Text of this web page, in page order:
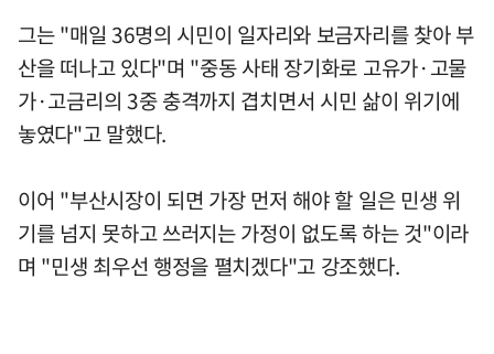
그는 "매일 36명의 시민이 일자리와 보금자리를 찾아 부
산을 떠나고 있다"며 "중동 사태 장기화로 고유가·고물
가·고금리의 3중 충격까지 겹치면서 시민 삶이 위기에
놓였다"고 말했다.
이어 "부산시장이 되면 가장 먼저 해야 할 일은 민생 위
기를 넘지 못하고 쓰러지는 가정이 없도록 하는 것"이라
며 "민생 최우선 행정을 펼치겠다"고 강조했다.